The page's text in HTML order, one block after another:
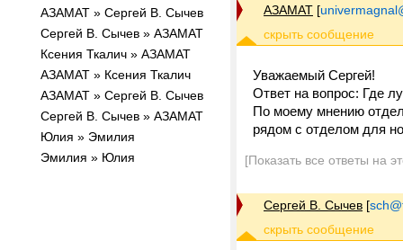
АЗАМАТ » Сергей В. Сычев
Сергей В. Сычев » АЗАМАТ
Ксения Ткалич » АЗАМАТ
АЗАМАТ » Ксения Ткалич
АЗАМАТ » Сергей В. Сычев
Сергей В. Сычев » АЗАМАТ
Юлия » Эмилия
Эмилия » Юлия
АЗАМАТ [
Уважаемый Сергей!
Ответ на вопроc: Где
По моему мнению
рядом с отделом для
[Показать все ответы на
Сергей В. Сычев [